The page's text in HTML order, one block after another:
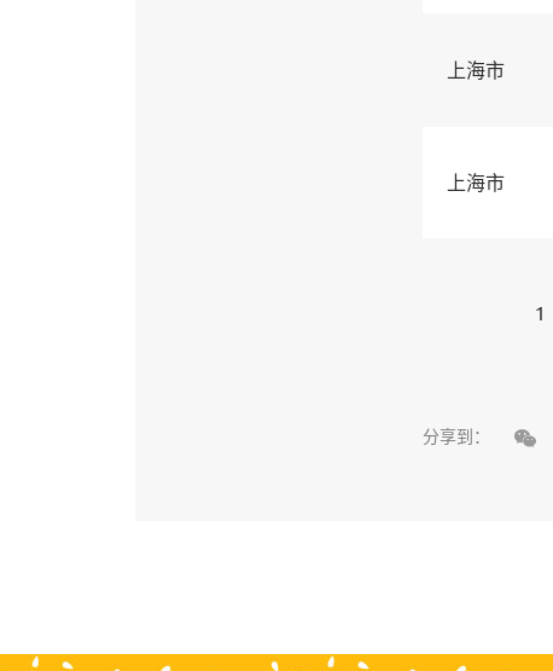
上海市
上海市
1
分享到： 